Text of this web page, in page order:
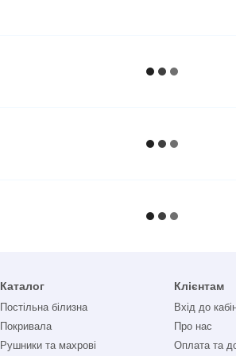
Каталог
Постільна білизна
Покривала
Рушники та махрові
Клієнтам
Вхід до
Про нас
Оплата та